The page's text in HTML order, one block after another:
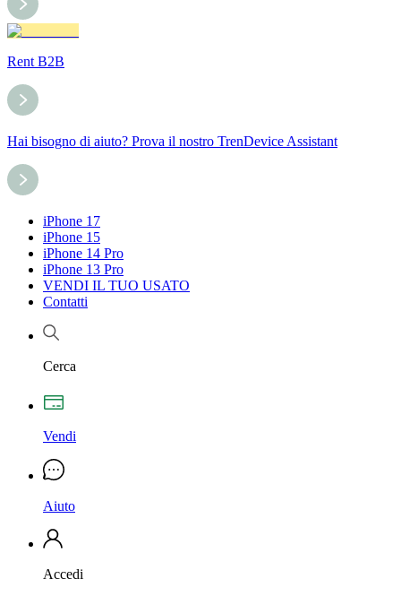
Rent B2B
Hai bisogno di aiuto? Prova il nostro TrenDevice Assistant
iPhone 17
iPhone 15
iPhone 14 Pro
iPhone 13 Pro
VENDI IL TUO USATO
Contatti
Cerca
Vendi
Aiuto
Accedi